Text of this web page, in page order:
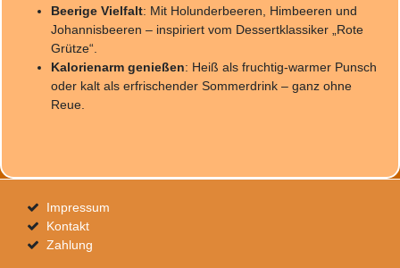
Beerige Vielfalt: Mit Holunderbeeren, Himbeeren und
Johannisbeeren – inspiriert vom Dessertklassiker „Rote
Grütze“.
Kalorienarm genießen: Heiß als fruchtig-warmer Punsch
oder kalt als erfrischender Sommerdrink – ganz ohne
Reue.
Impressum
Kontakt
Zahlung